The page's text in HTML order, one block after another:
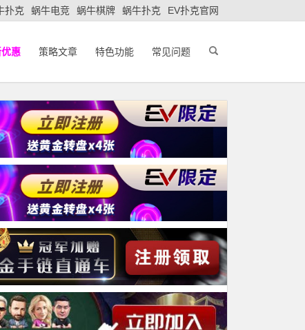
扑克 蜗牛电竞 蜗牛棋牌 蜗牛扑克 EV扑克官网
惠 策略文章 特色功能 常见问题